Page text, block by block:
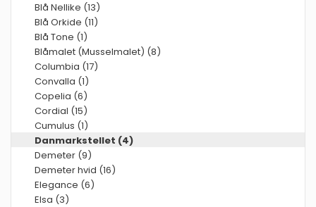
Blå Nellike (13)
Blå Orkide (11)
Blå Tone (1)
Blåmalet (Musselmalet) (8)
Columbia (17)
Convalla (1)
Copelia (6)
Cordial (15)
Cumulus (1)
Danmarkstellet (4)
Demeter (9)
Demeter hvid (16)
Elegance (6)
Elsa (3)